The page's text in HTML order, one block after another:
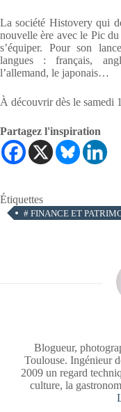
La société Histovery qui
nouvelle ère avec le Pic
s’équiper. Pour son
langues : français,
l’allemand, le japonais…
À découvrir dès le samedi
Partagez l'inspiration
Étiquettes
# FINANCE ET
Blogueur,
Toulouse. Ingénieur
2009 un regard
culture, la